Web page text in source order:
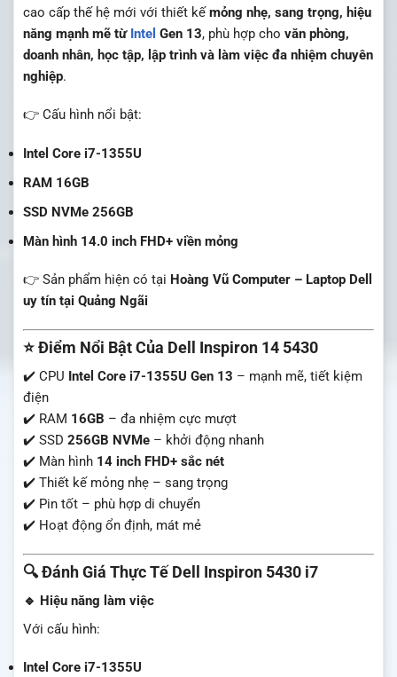
cao cấp thế hệ mới với thiết kếmỏng nhẹ, sang trọng, hiệu
năng mạnh mẽ từ Intel Gen 13, phù hợp cho văn phòng,
doanh nhân, học tập, lập trình và làm việc đa nhiệm chuyên
nghiệp.
👉 Cấu hình nổi bật:
Intel Core i7-1355U
RAM 16GB
SSD NVMe 256GB
Màn hình 14.0 inch FHD+ viền mỏng
👉 Sản phẩm hiện có tại Hoàng Vũ Computer – Laptop Dell
uy tín tại Quảng Ngãi
⭐ Điểm Nổi Bật Của Dell Inspiron 14 5430
✔️ CPU Intel Core i7-1355U Gen 13 – mạnh mẽ, tiết kiệm
điện
✔️ RAM 16GB – đa nhiệm cực mượt
✔️ SSD 256GB NVMe – khởi động nhanh
✔️ Màn hình 14 inch FHD+ sắc nét
✔️ Thiết kế mỏng nhẹ – sang trọng
✔️ Pin tốt – phù hợp di chuyển
✔️ Hoạt động ổn định, mát mẻ
🔍 Đánh Giá Thực Tế Dell Inspiron 5430 i7
🔹 Hiệu năng làm việc
Với cấu hình:
Intel Core i7-1355U